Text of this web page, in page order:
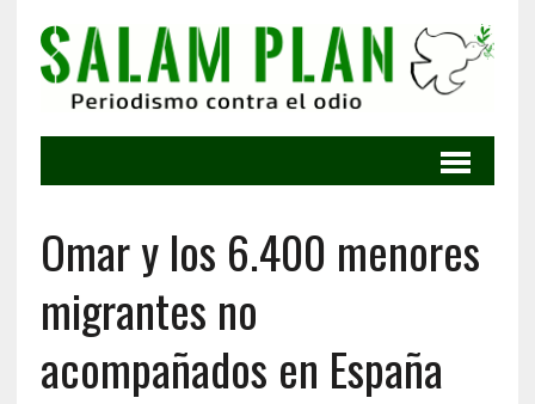
Omar y los 6.400 menores
migrantes no
acompañados en España